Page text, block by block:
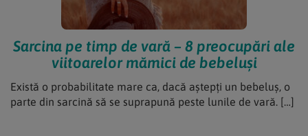
Sarcina pe timp de vară – 8 preocupări ale
viitoarelor mămici de bebeluși
Există o probabilitate mare ca, dacă aștepți un bebeluș, o
parte din sarcină să se suprapună peste lunile de vară. […]